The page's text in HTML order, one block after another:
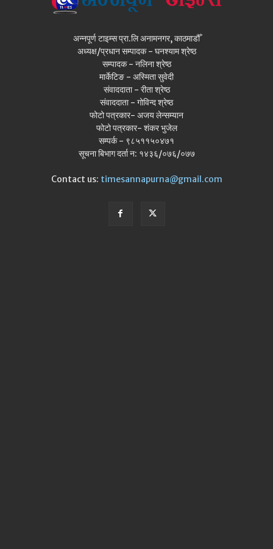
अन्नपूर्ण टाइम्स प्रा.लि अनामनगर, काठमाडौँ
अध्यक्ष/प्रधान सम्पादक - घनश्याम श्रेष्ठ
सम्पादक - नलिना श्रेष्ठ
मार्केटिङ - अस्मिता सुवेदी
संवाददाता - रीता श्रेष्ठ
संवाददाता - गोविन्द श्रेष्ठ
फोटो पत्रकार- अजय लेन्सम्यान
फोटो पत्रकार- शंकर भुजेल
सम्पर्क - ९८५११५०४७१
सूचना बिभाग दर्ता न: १४३६/०७६/०७७
Contact us: timesannapurna@gmail.com